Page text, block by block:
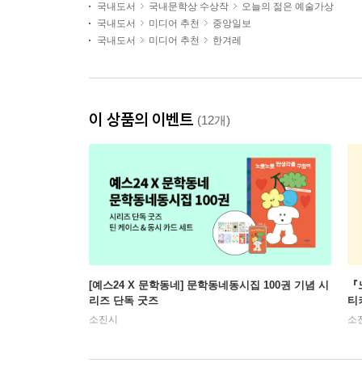
국내도서 국내문학상 수상작
오늘의 젊은 예술가상
국내도서
미디어 추천
중앙일보
국내도서
미디어 추천 한겨레
이 상품의 이벤트 (12개)
[예스24 X 문학동네] 문학동네동시집 100권 기념 시
리즈 단독 굿즈
소진시
티
소